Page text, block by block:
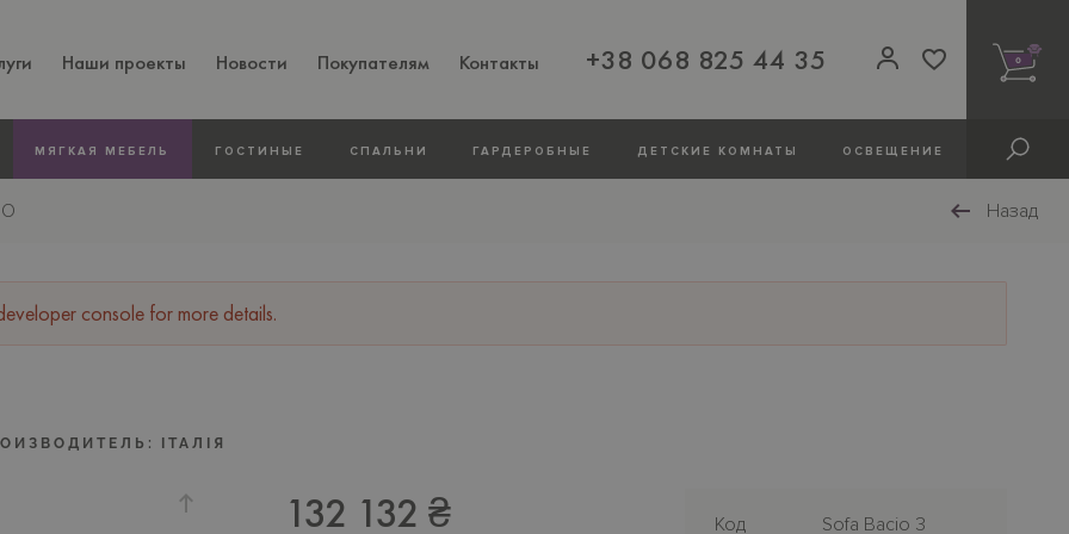
Наши проекты Новости Покупателям Контакты +38 068 825 44 35 0
МЯГКАЯ МЕБЕЛЬ ГОСТИНЫЕ СПАЛЬНИ ГАРДЕРОБНЫЕ ДЕТСКИЕ КОМНАТЫ ОСВЕЩЕНИЕ
Назад
console for more details.
ІТАЛІЯ
132 132 ₴ Код Sofa Bacio 3